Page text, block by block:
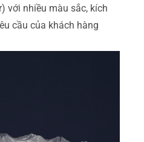
với nhiều màu sắc, kích
cầu của khách hàng